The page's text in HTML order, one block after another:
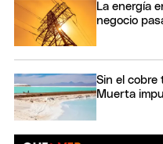
La energía
negocio
Sin el cobre
Muerta